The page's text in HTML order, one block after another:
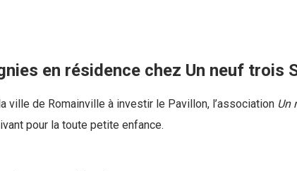
en résidence chez Un neuf trois
ville de Romainville à investir le Pavillon, l’association Un
pour la toute petite enfance.